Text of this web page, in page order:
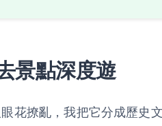
景點深度遊
花撩亂，我把它分成歷史